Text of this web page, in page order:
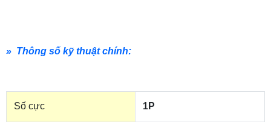
» Thông số kỹ thuật chính:
Số cực 1P